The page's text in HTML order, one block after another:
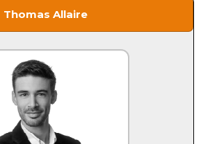
Thomas Allaire